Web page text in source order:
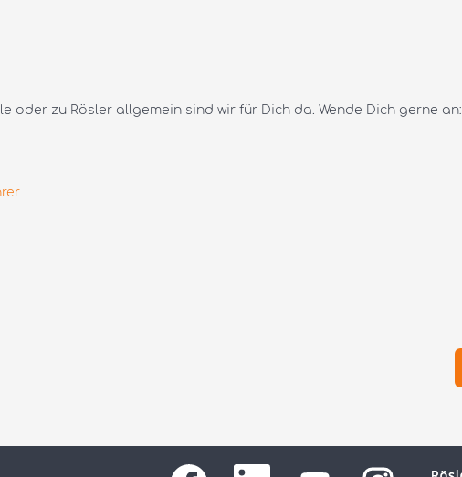
oder zu Rösler allgemein sind wir für Dich da. Wende Dich gerne an:
W
W
W